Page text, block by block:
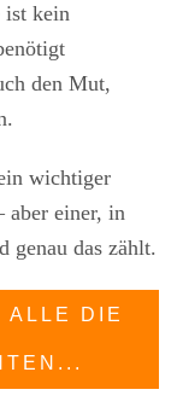
ist kein
den Mut,
wichtiger
aber einer, in
genau das zählt.
ALLE DIE